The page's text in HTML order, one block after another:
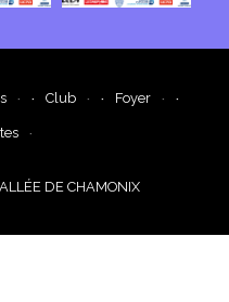
Club Foyer
DE CHAMONIX